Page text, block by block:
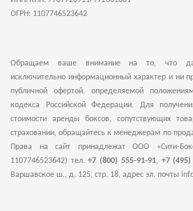
ОГРН: 1107746523642
Обращаем ваше внимание на то, что
исключительно информационный характер и ни
публичной офертой, определяемой
кодекса Российской Федерации. Для
стоимости аренды боксов, сопутствующих
страховании, обращайтесь к менеджерам по
Права на сайт принадлежат ООО «Сити-
1107746523642) тел.+7 (800) 555-91-91, +7 (495)
Варшавское ш., д. 125, стр. 18, адрес эл. почты